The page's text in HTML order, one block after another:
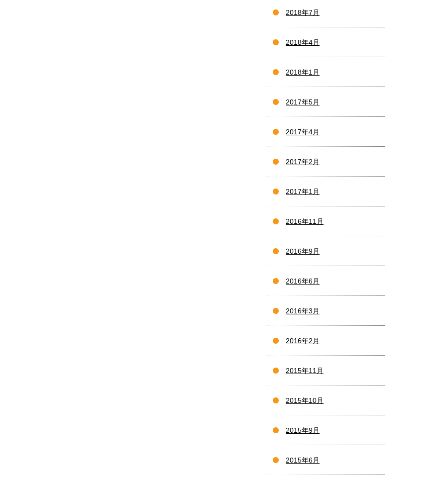
2018年7月
2018年4月
2018年1月
2017年5月
2017年4月
2017年2月
2017年1月
2016年11月
2016年9月
2016年6月
2016年3月
2016年2月
2015年11月
2015年10月
2015年9月
2015年6月